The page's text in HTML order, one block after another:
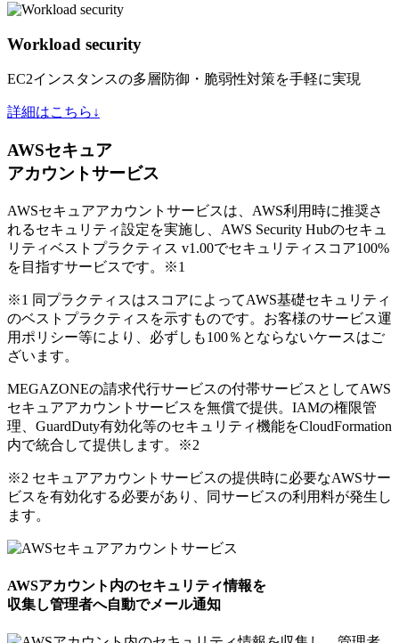
Workload security
EC2インスタンスの多層防御・脆弱性対策を手軽に実現
詳細はこちら↓
AWSセキュア
アカウントサービス
AWSセキュアアカウントサービスは、AWS利用時に推奨さ
れるセキュリティ設定を実施し、AWS Security Hubのセキュ
リティベストプラクティス v1.00でセキュリティスコア100%
を目指すサービスです。
※1
※1 同プラクティスはスコアによってAWS基礎セキュリティ
のベストプラクティスを示すものです。お客様のサービス運
用ポリシー等により、必ずしも100％とならないケースはご
ざいます。
MEGAZONEの請求代行サービスの付帯サービスとしてAWS
セキュアアカウントサービスを無償で提供。IAMの権限管
理、GuardDuty有効化等のセキュリティ機能をCloudFormation
内で統合して提供します。
※2
※2 セキュアアカウントサービスの提供時に必要なAWSサー
ビスを有効化する必要があり、同サービスの利用料が発生し
ます。
AWSアカウント内のセキュリティ情報を
収集し管理者へ自動でメール通知